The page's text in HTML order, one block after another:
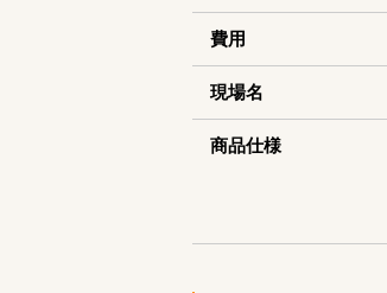
費用
現場名
商品仕様